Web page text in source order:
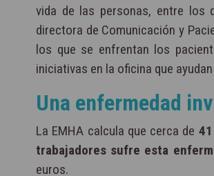
vida de las personas, entre los
directora de Comunicación y
los que se enfrentan los
iniciativas en la oficina que
Una enfermedad
La EMHA calcula que cerca de
trabajadores sufre esta
euros.